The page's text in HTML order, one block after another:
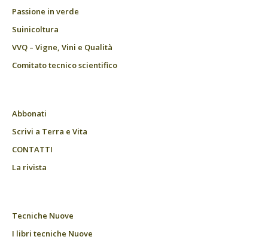
Passione in verde
Suinicoltura
VVQ – Vigne, Vini e Qualità
Comitato tecnico scientifico
Abbonati
Scrivi a Terra e Vita
CONTATTI
La rivista
Tecniche Nuove
I libri tecniche Nuove